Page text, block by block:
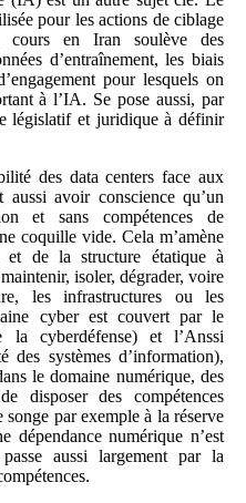
pour les actions de ciblage
en Iran soulève des
d’entraînement, les biais
pour lesquels on
à l’IA. Se pose aussi, par
législatif et juridique à définir
des data centers face aux
avoir conscience qu’un
et sans compétences de
coquille vide. Cela m’amène
de la structure étatique à
isoler, dégrader, voire
les infrastructures ou les
cyber est couvert par le
la cyberdéfense) et l’Anssi
des systèmes d’information),
le domaine numérique, des
disposer des compétences
songe par exemple à la réserve
dépendance numérique n’est
aussi largement par la